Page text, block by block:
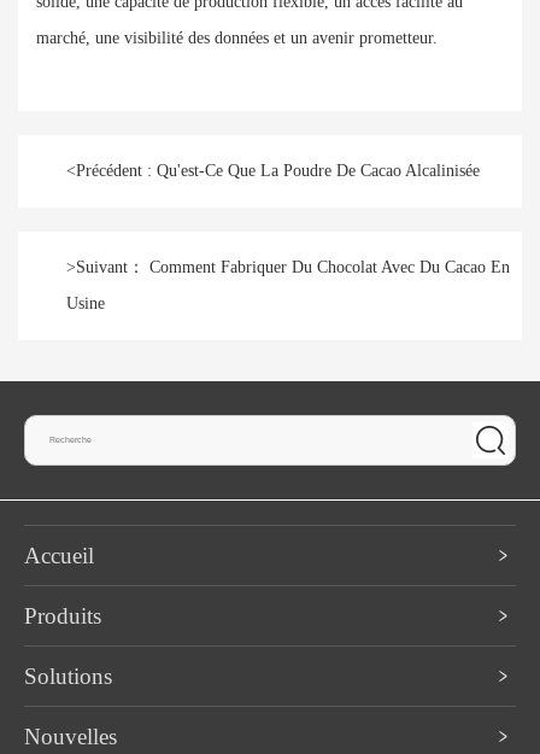
marché, une visibilité des données et un avenir prometteur.
<Précédent : Qu'est-Ce Que La Poudre De Cacao Alcalinisée
>Suivant：
Comment Fabriquer Du Chocolat Avec Du Cacao En
Usine
Accueil
Produits
Solutions
Nouvelles